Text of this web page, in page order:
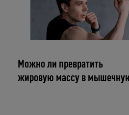
Можно ли превратить
жировую массу в